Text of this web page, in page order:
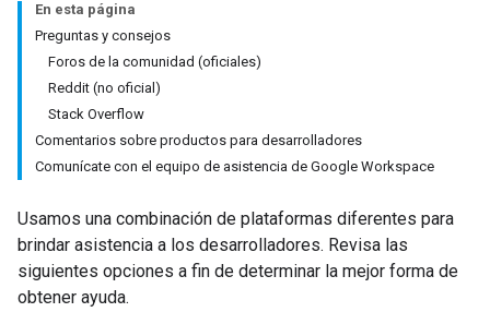
En esta página
Preguntas y consejos
Foros de la comunidad (oficiales)
Reddit (no oficial)
Stack Overflow
Comentarios sobre productos para desarrolladores
Comunícate con el equipo de asistencia de Google Workspace
Usamos una combinación de plataformas diferentes para
brindar asistencia a los desarrolladores. Revisa las
siguientes opciones a fin de determinar la mejor forma de
obtener ayuda.